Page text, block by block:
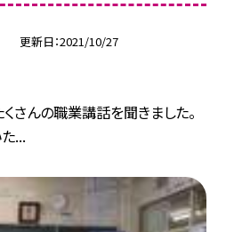
更新日 2021/10/27
さんの職業講話を聞きました。
...